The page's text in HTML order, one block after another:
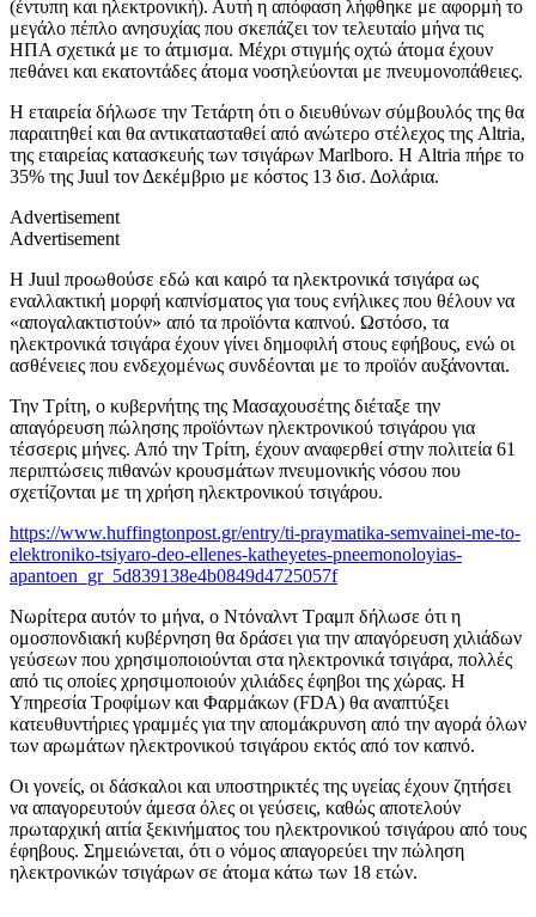
(έντυπη και ηλεκτρονική). Αυτή η απόφαση λήφθηκε με αφορμή το
μεγάλο πέπλο ανησυχίας που σκεπάζει τον τελευταίο μήνα τις
ΗΠΑ σχετικά με το άτμισμα. Μέχρι στιγμής οχτώ άτομα έχουν
πεθάνει και εκατοντάδες άτομα νοσηλεύονται με πνευμονοπάθειες.
Η εταιρεία δήλωσε την Τετάρτη ότι ο διευθύνων σύμβουλός της θα
παραιτηθεί και θα αντικατασταθεί από ανώτερο στέλεχος της Altria,
της εταιρείας κατασκευής των τσιγάρων Marlboro. Η Altria πήρε το
35% της Juul τον Δεκέμβριο με κόστος 13 δισ. Δολάρια.
Advertisement
Advertisement
Η Juul προωθούσε εδώ και καιρό τα ηλεκτρονικά τσιγάρα ως
εναλλακτική μορφή καπνίσματος για τους ενήλικες που θέλουν να
«απογαλακτιστούν» από τα προϊόντα καπνού. Ωστόσο, τα
ηλεκτρονικά τσιγάρα έχουν γίνει δημοφιλή στους εφήβους, ενώ οι
ασθένειες που ενδεχομένως συνδέονται με το προϊόν αυξάνονται.
Την Τρίτη, ο κυβερνήτης της Μασαχουσέτης διέταξε την
απαγόρευση πώλησης προϊόντων ηλεκτρονικού τσιγάρου για
τέσσερις μήνες. Από την Τρίτη, έχουν αναφερθεί στην πολιτεία 61
περιπτώσεις πιθανών κρουσμάτων πνευμονικής νόσου που
σχετίζονται με τη χρήση ηλεκτρονικού τσιγάρου.
https://www.huffingtonpost.gr/entry/ti-praymatika-semvainei-me-to-
elektroniko-tsiyaro-deo-ellenes-katheyetes-pneemonoloyias-
apantoen_gr_5d839138e4b0849d4725057f
Νωρίτερα αυτόν το μήνα, ο Ντόναλντ Τραμπ δήλωσε ότι η
ομοσπονδιακή κυβέρνηση θα δράσει για την απαγόρευση χιλιάδων
γεύσεων που χρησιμοποιούνται στα ηλεκτρονικά τσιγάρα, πολλές
από τις οποίες χρησιμοποιούν χιλιάδες έφηβοι της χώρας. Η
Υπηρεσία Τροφίμων και Φαρμάκων (FDA) θα αναπτύξει
κατευθυντήριες γραμμές για την απομάκρυνση από την αγορά όλων
των αρωμάτων ηλεκτρονικού τσιγάρου εκτός από τον καπνό.
Oι γονείς, οι δάσκαλοι και υποστηρικτές της υγείας έχουν ζητήσει
να απαγορευτούν άμεσα όλες οι γεύσεις, καθώς αποτελούν
πρωταρχική αιτία ξεκινήματος του ηλεκτρονικού τσιγάρου από τους
έφηβους. Σημειώνεται, ότι ο νόμος απαγορεύει την πώληση
ηλεκτρονικών τσιγάρων σε άτομα κάτω των 18 ετών.